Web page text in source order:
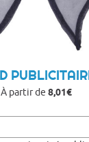
À partir de 8,01€